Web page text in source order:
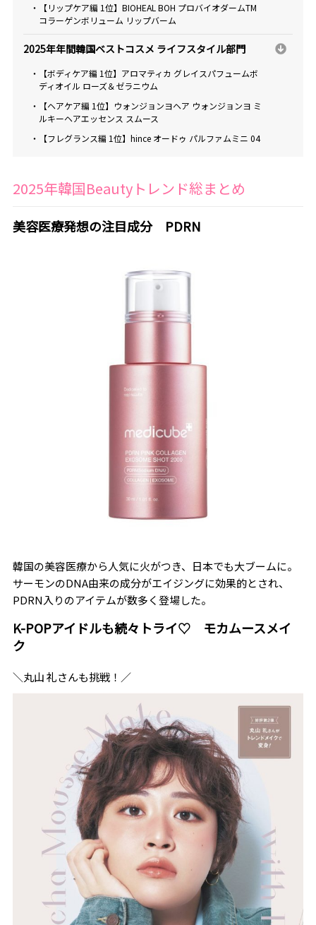
・【リップケア編 1位】BIOHEAL BOH プロバイオダームTM
コラーゲンボリューム リップバーム
2025年年間韓国ベストコスメ ライフスタイル部門
・【ボディケア編 1位】アロマティカ グレイスパフュームボ
ディオイル ローズ＆ゼラニウム
・【ヘアケア編 1位】ウォンジョンヨヘア ウォンジョンヨ ミ
ルキーヘアエッセンス スムース
・【フレグランス編 1位】hince オードゥ パルファムミニ 04
2025年韓国Beautyトレンド総まとめ
美容医療発想の注目成分 PDRN
韓国の美容医療から人気に火がつき、日本でも大ブームに。
サーモンのDNA由来の成分がエイジングに効果的とされ、
PDRN入りのアイテムが数多く登場した。
K-POPアイドルも続々トライ♡ モカムースメイ
ク
＼丸山 礼さんも挑戦！／